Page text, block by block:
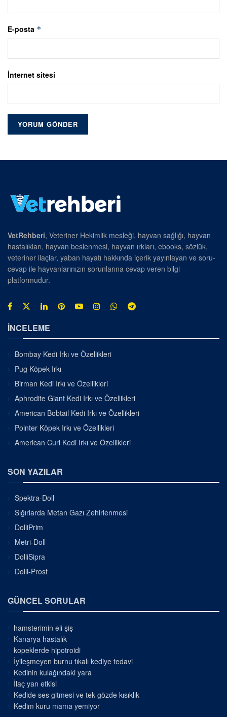
E-posta *
İnternet sitesi
VetRehberi, Veteriner Hekimlik mesleği, hayvan sağlığı, hayvan
hastalıkları, hayvan beslenmesi, hayvan ırkları, ebooks, sözlük,
veteriner ilaçlar, yaban hayatı hakkında içerik yayınlayan ve soru-
cevap ile hayvanlarınızın sorunlarına cevap veren bilgi
platformudur.
İNCELEME
Bombay Kedi Irkı ve Özellikleri
Pug Köpek Irkı
Birman Kedi Irkı ve Özellikleri
Aphrodite Giant Kedi Irkı ve Özellikleri
American Bobtail Kedi Irkı ve Özellikleri
Pointer Köpek Irkı ve Özellikleri
American Curl Kedi Irkı ve Özellikleri
SON YAZILAR
Spektra-Doll
Sığırlarda Metan Gazı Zehirlenmesi
DolliPrim
Metri-Doll
DolliSipra
Dolli-Prost
GÜNCEL SORULAR
hamsterimin eli şiş
Kanarya hastalık
kopeklerde hipotroidi
İyileşmeyen burnu tıkalı kediye tedavi
Kedinin kulağındaki yara
İlaç yan etkisi
Kedide ses gitmesi ve tek gözde kısıklık
Kedim kuru mama yemiyor